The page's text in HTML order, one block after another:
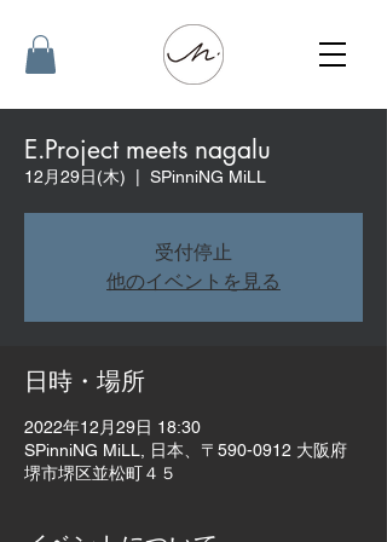
E.Project meets nagalu
12月29日(木) SPinniNG MiLL
受付停止
他のイベントを見る
日時・場所
2022年12月29日 18:30
SPinniNG MiLL, 日本、〒590-0912 大阪府
堺市堺区並松町４５